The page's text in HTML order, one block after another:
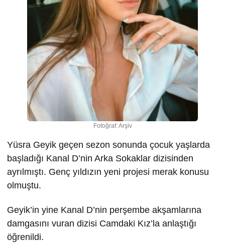
Fotoğraf: Arşiv
Yüsra Geyik geçen sezon sonunda çocuk yaşlarda
başladığı Kanal D’nin Arka Sokaklar dizisinden
ayrılmıştı. Genç yıldızın yeni projesi merak konusu
olmuştu.
Geyik’in yine Kanal D’nin perşembe akşamlarına
damgasını vuran dizisi Camdaki Kız’la anlaştığı
öğrenildi.